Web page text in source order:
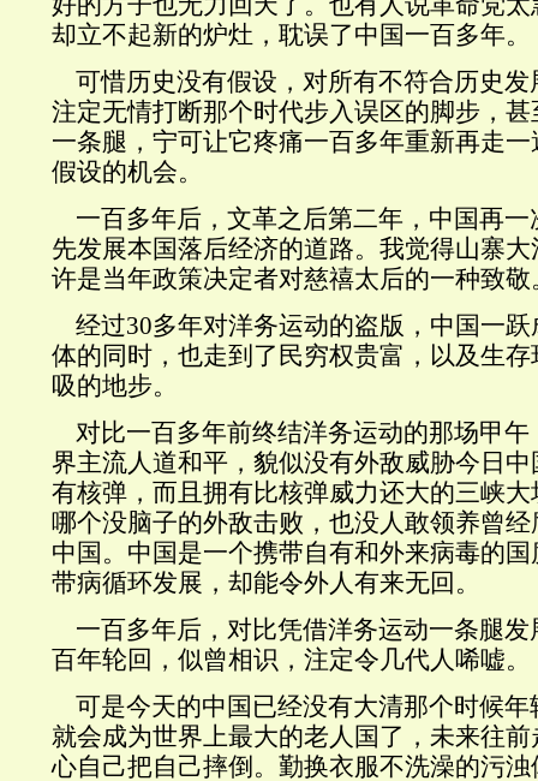
却立不起新的炉灶，耽误了中国一百多年。
可惜历史没有假设，对所有不符合历史发
注定无情打断那个时代步入误区的脚步，
一条腿，宁可让它疼痛一百多年重新再走
假设的机会。
一百多年后，文革之后第二年，中国再一
先发展本国落后经济的道路。我觉得山寨
许是当年政策决定者对慈禧太后的一种致敬
经过30多年对洋务运动的盗版，中国一
体的同时，也走到了民穷权贵富，以及生
吸的地步。
对比一百多年前终结洋务运动的那场甲午
界主流人道和平，貌似没有外敌威胁今日
有核弹，而且拥有比核弹威力还大的三峡
哪个没脑子的外敌击败，也没人敢领养曾
中国。中国是一个携带自有和外来病毒的
带病循环发展，却能令外人有来无回。
一百多年后，对比凭借洋务运动一条腿发
百年轮回，似曾相识，注定令几代人唏嘘。
可是今天的中国已经没有大清那个时候年
就会成为世界上最大的老人国了，未来往
心自己把自己摔倒。勤换衣服不洗澡的污